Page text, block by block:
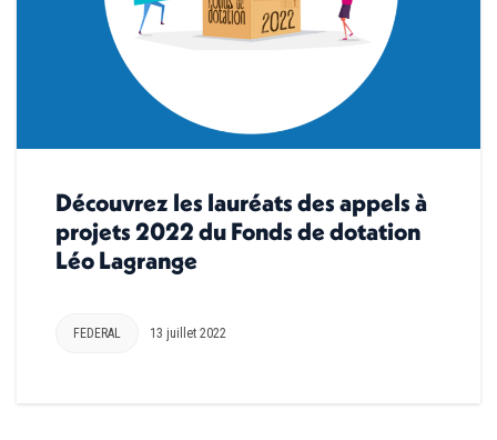
Découvrez les lauréats des appels à
projets 2022 du Fonds de dotation
Léo Lagrange
FEDERAL 13 juillet 2022